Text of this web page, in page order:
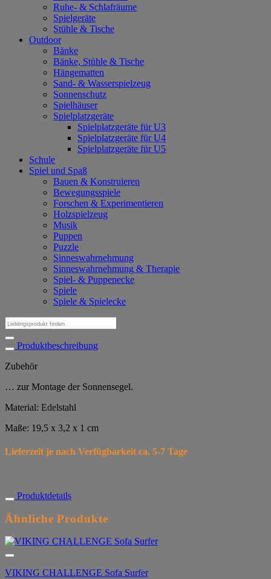
Ruhe- & Schlafräume
Spielgeräte
Stühle & Tische
Outdoor
Bänke
Bänke, Stühle & Tische
Hängematten
Sand- & Wasserspielzeug
Sonnenschutz
Spielhäuser
Spielplatzgeräte
Spielplatzgeräte für U3
Spielplatzgeräte für U4
Spielplatzgeräte für U5
Schule
Spiel und Spaß
Bauen & Konstruieren
Bewegungsspiele
Forschen & Experimentieren
Holzspielzeug
Musik
Puppen
Puzzle
Sinneswahrnehmung
Sinneswahrnehmung & Therapie
Spiel- & Puppenecke
Spiele
Spiele & Spielecke
Suchen
nach:
Produktbeschreibung
Zubehör
… zur Montage der Sonnensegel.
Material: Edelstahl
Maße: 19,5 x 3,2 x 1 cm
Lieferzeit je nach Verfügbarkeit ca. 5-7 Tage
Produktdetails
Ähnliche Produkte
VIKING CHALLENGE Sofa Surfer